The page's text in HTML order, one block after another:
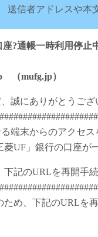
送信者アドレスや本
?通帳一時利用停
（mufg.jp）
誠にありがとうござ
端末からのアクセス
UF」銀行の口座が
記のURLを再開手
め、下記のURLを